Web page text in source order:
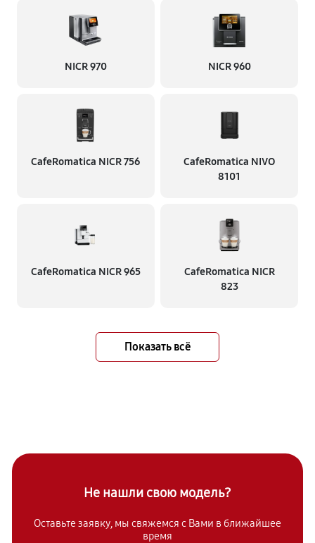
NICR 970 NICR 960
CafeRomatica NICR 756
CafeRomatica NIVO
8101
CafeRomatica NICR 965
CafeRomatica NICR
823
Показать всё
Не нашли свою модель?
Оставьте заявку, мы свяжемся с Вами в ближайшее
время